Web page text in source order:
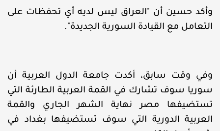
وأكد حسين أن "العراق ليس لديه أي تحفظات على
التعامل مع القيادة السورية الجديدة".
وفي وقت سابق، أكدت جامعة الدول العربية أن
سوريا سوف تشارك في القمة العربية الطارئة التي
تستضيفها مصر نهاية الشهر الجاري والقمة
العربية الدورية التي سوف تستضيفها بغداد في